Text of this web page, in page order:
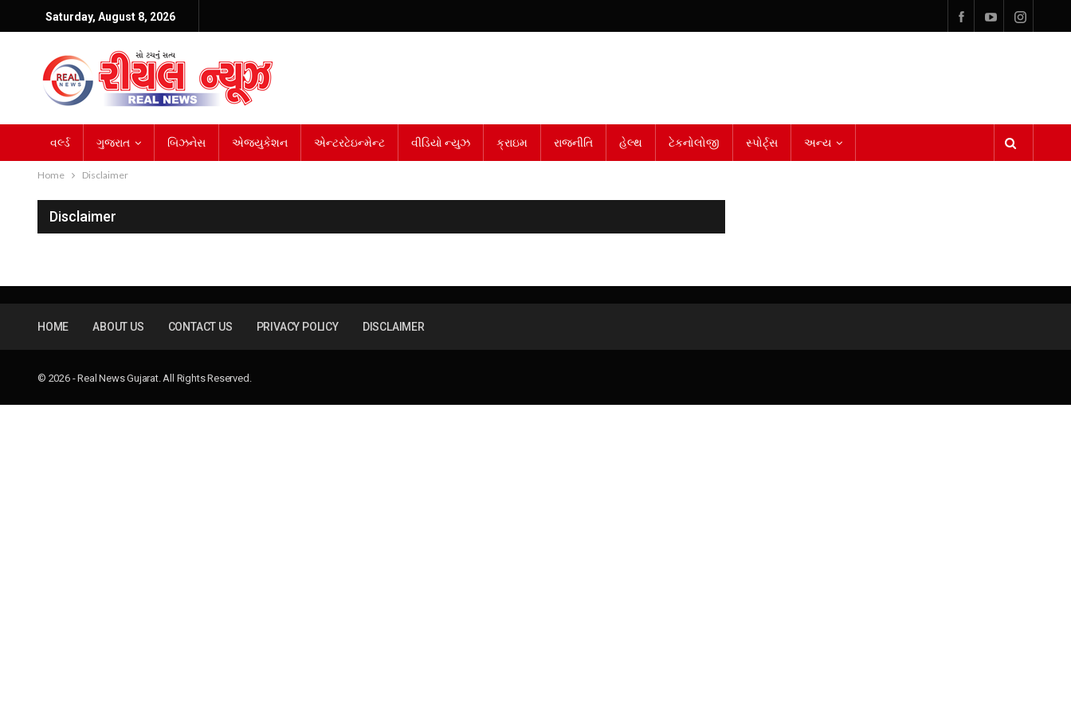
Saturday, August 8, 2026
વર્લ્ડ ગુજરાત બિઝનેસ એજ્યુકેશન એન્ટરટેઇન્મેન્ટ વીડિયો ન્યુઝ ક્રાઇમ રાજનીતિ હેલ્થ ટેકનોલોજી સ્પોર્ટ્સ અન્ય
Home Disclaimer
Disclaimer
HOME ABOUT US CONTACT US PRIVACY POLICY DISCLAIMER
© 2026 - Real News Gujarat. All Rights Reserved.